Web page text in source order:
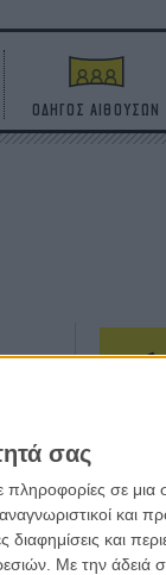
σας
πληροφορίες σε
και
και
Με την άδειά
ΟΔΗΓΟΣ ΑΙΘΟΥΣΩΝ
Η
σε